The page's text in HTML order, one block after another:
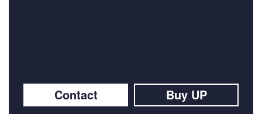
Contact Buy UP